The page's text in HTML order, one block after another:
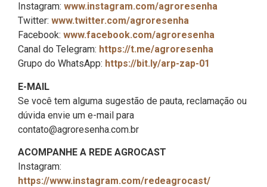
Instagram: www.instagram.com/agroresenha
Twitter: www.twitter.com/agroresenha
Facebook: www.facebook.com/agroresenha
Canal do Telegram: https://t.me/agroresenha
Grupo do WhatsApp: https://bit.ly/arp-zap-01
E-MAIL
Se você tem alguma sugestão de pauta, reclamação ou
dúvida envie um e-mail para
contato@agroresenha.com.br
ACOMPANHE A REDE AGROCAST
Instagram:
https://www.instagram.com/redeagrocast/